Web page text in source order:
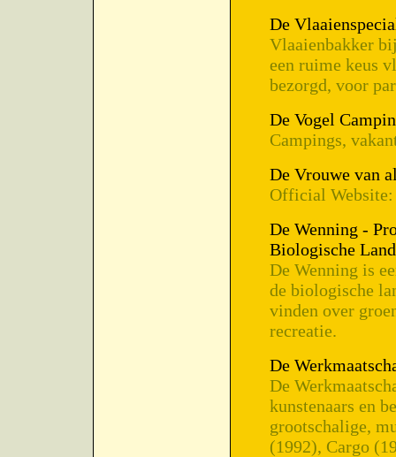
De
Vlaaienbakker
een ruime keus
bezorgd, voor
De Vogel
Campings,
De Vrouwe van
Official
De Wenning -
Biologische
De Wenning is
de biologische
vinden over
recreatie.
De
De
kunstenaars en
grootschalige,
(1992), Cargo